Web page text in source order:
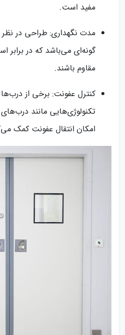
مفید است.
مدت نگهداری: طراحی در نظر
گونه‌ای می‌باشد که در برابر
مقاوم باشند.
کنترل عفونت: برخی از درب‌ها
تکنولوژی‌هایی مانند
امکان انتقال عفونت کمک